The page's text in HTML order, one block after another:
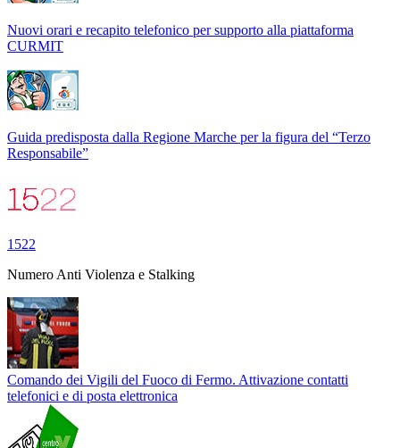
Nuovi orari e recapito telefonico per supporto alla piattaforma
CURMIT
Guida predisposta dalla Regione Marche per la figura del “Terzo
Responsabile”
1522
Numero Anti Violenza e Stalking
Comando dei Vigili del Fuoco di Fermo. Attivazione contatti
telefonici e di posta elettronica